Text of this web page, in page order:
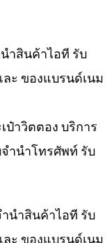
ำสินค้าไอที รับ
ะ ของแบรนด์เนม
ป๋าวิตตอง บริการ
ำนำโทรศัพท์ รับ
นำสินค้าไอที รับ
ะ ของแบรนด์เนม